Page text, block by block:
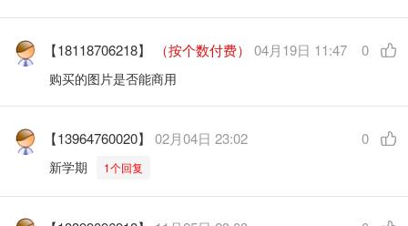
【18118706218】 （按个数付费） 04月19日 11:47 0
购买的图片是否能商用
【13964760020】02月04日 23:02 0
新学期 1个回复